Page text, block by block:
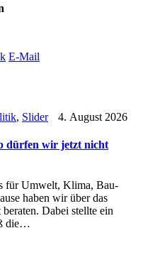
E-Mail
, Slider 4. August 2026
dürfen wir jetzt nicht
für Umwelt, Klima, Bau-
haben wir über das
Dabei stellte ein
die…